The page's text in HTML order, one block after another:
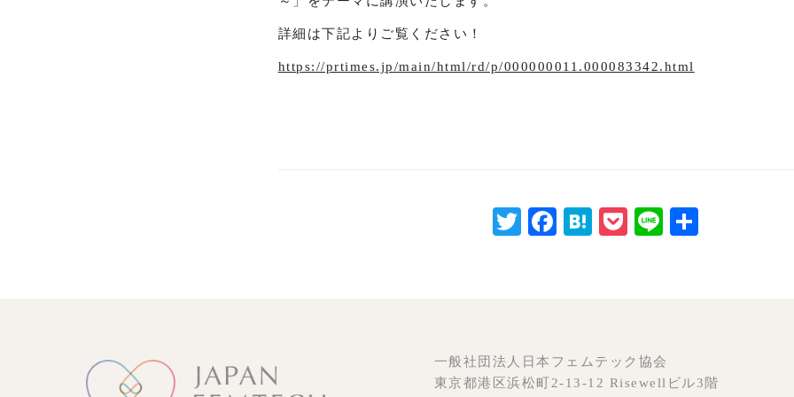
詳細は下記よりご覧ください！
https://prtimes.jp/main/html/rd/p/000000011.000083342.html
TwitterFacebook
HatenaPocket
Line
一般社団法人日本フェムテック協会
東京都港区浜松町2-13-12 Risewellビル3階